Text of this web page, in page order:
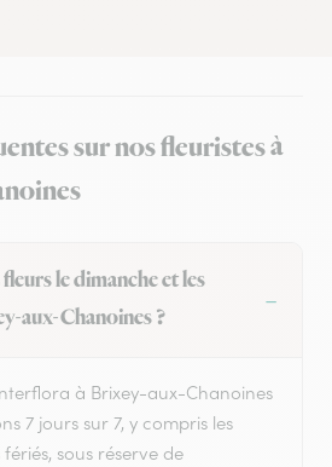
sur nos fleuristes à
le dimanche et les
aux-Chanoines ?
à Brixey-aux-Chanoines
7 jours sur 7, y compris les
sous réserve de